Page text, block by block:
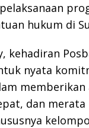
hukum di
kehadiran
nyata
memberikan
dan merata